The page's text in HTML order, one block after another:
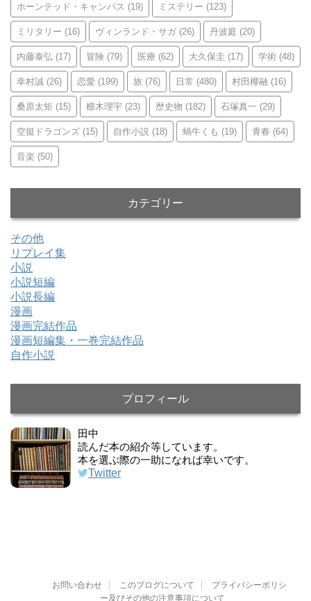
ホーンテッド・キャンパス (19) ミステリー (123)
ミリタリー (16) ヴィンランド・サガ (26) 丹波庭 (20)
内藤泰弘 (17) 冒険 (79) 医療 (62) 大久保圭 (17) 学術 (48)
幸村誠 (26) 恋愛 (199) 旅 (76) 日常 (480) 村田椰融 (16)
桑原太矩 (15) 櫛木理宇 (23) 歴史物 (182) 石塚真一 (29)
空挺ドラゴンズ (15) 自作小説 (18) 蝸牛くも (19) 青春 (64)
音楽 (50)
カテゴリー
その他
リプレイ集
小説
小説短編
小説長編
漫画
漫画完結作品
漫画短編集・一巻完結作品
自作小説
プロフィール
田中
読んだ本の紹介等しています。
本を選ぶ際の一助になれば幸いです。
Twitter
お問い合わせ このブログについて
プライバシーポリシ
ー及びその他の注意事項について